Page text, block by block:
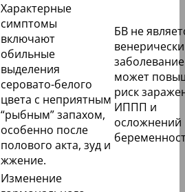
Характерные
симптомы
включают
обильные
выделения
серовато-белого
цвета с неприятным
“рыбным” запахом,
особенно после
полового акта, зуд и
жжение.
БВ не
может
риск
ИППП и
осложнений
Изменение